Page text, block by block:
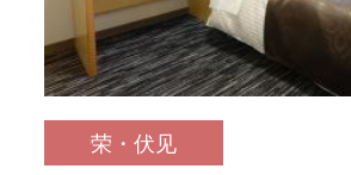
荣・伏见